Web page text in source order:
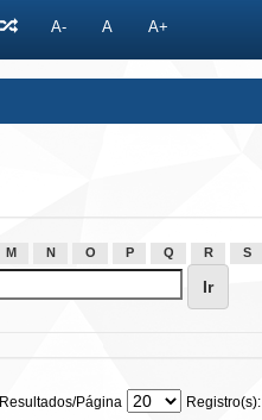
A- A A+
M N O P Q R S
Resultados/Página Registro(s):